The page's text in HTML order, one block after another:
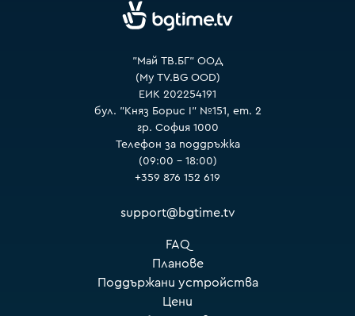
"Май ТВ.БГ" ООД
(My TV.BG OOD)
ЕИК 202254191
бул. "Княз Борис I" №151, ет. 2
гр. София 1000
Телефон за поддръжка
(09:00 – 18:00)
+359 876 152 619
support@bgtime.tv
FAQ
Планове
Поддържани устройства
Цени